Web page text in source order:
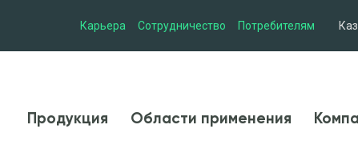
Карьера Сотрудничество Потребителям
Продукция Области применения